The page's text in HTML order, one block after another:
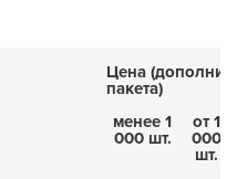
Цена
пакета)
менее 1
000 шт.
от 1
000
шт.